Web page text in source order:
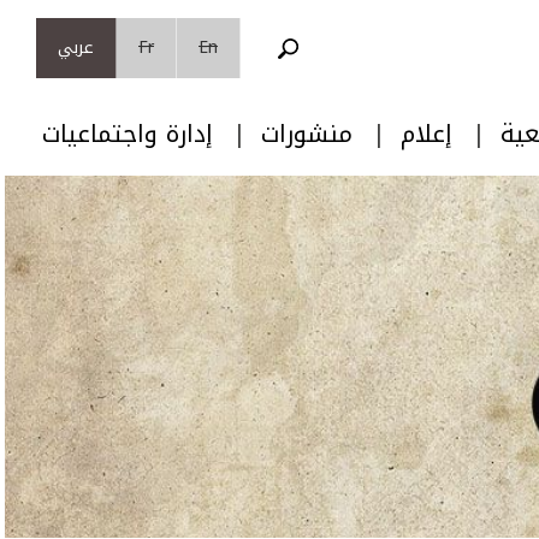
En
Fr عربي
إعلام منشورات إدارة واجتماعيات